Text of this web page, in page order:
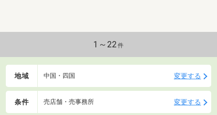
1～22 件
地域 中国・四国 変更する
条件 売店舗・売事務所 変更する